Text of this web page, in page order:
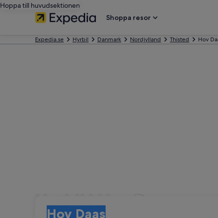
Hoppa till huvudsektionen
Shoppa resor
Expedia.se Hyrbil Danmark Nordjylland Thisted Hov
Hyrbil i Hov Daas
Hov Daas